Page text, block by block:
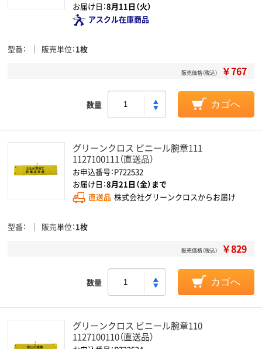
お届け日：8月11日（火）
アスクル在庫商品
型番 販売単位 1枚
販売価格（税込） ￥767
数量 カゴへ
グリーンクロス ビニール腕章111
1127100111（直送品）
お申込番号：P722532
お届け日：8月21日（金）まで
直送品 株式会社グリーンクロスからお届け
型番 販売単位 1枚
販売価格（税込） ￥829
数量 カゴへ
グリーンクロス ビニール腕章110
1127100110（直送品）